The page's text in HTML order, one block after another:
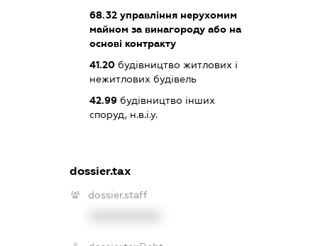
68.32управління нерухомим
майном за винагороду або на
основі контракту
41.20будівництво житлових і
нежитлових будівель
42.99будівництво інших
споруд, н.в.і.у.
dossier.tax
dossier.staff